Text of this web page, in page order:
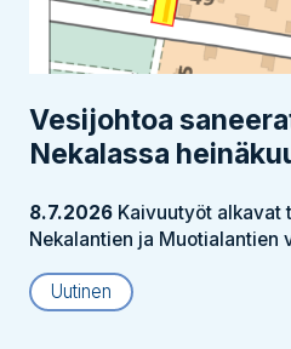
Vesijohtoa
Nekalassa
8.7.2026 Kaivuutyöt alkavat
Nekalantien ja Muotialantien
Uutinen